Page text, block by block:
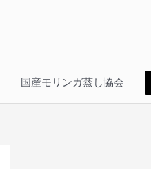
国産モリンガ蒸し協会